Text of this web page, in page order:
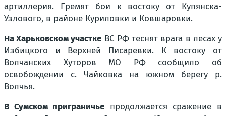
артиллерия. Гремят бои к востоку от Купянска-
Узлового, в районе Куриловки и Ковшаровки.
На Харьковском участке ВС РФ теснят врага в лесах у
Избицкого и Верхней Писаревки. К востоку от
Волчанских Хуторов МО РФ сообщило об
освобождении с. Чайковка на южном берегу р.
Волчья.
В Сумском приграничье продолжается сражение в